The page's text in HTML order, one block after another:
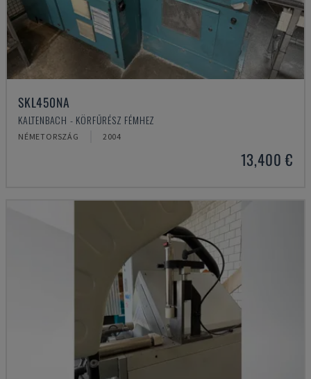
SKL450NA
KALTENBACH - KÖRFŰRÉSZ FÉMHEZ
NÉMETORSZÁG 2004
13,400 €